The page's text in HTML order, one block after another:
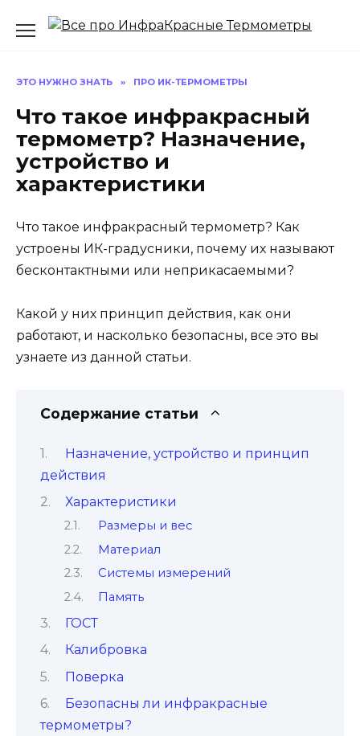
ЭТО НУЖНО ЗНАТЬ » ПРО ИК-ТЕРМОМЕТРЫ
Что такое инфракрасный
термометр? Назначение,
устройство и
характеристики
Что такое инфракрасный термометр? Как
устроены ИК-градусники, почему их называют
бесконтактными или неприкасаемыми?
Какой у них принцип действия, как они
работают, и насколько безопасны, все это вы
узнаете из данной статьи.
Содержание статьи
Назначение, устройство и принцип
действия
Характеристики
Размеры и вес
Материал
Системы измерений
Память
ГОСТ
Калибровка
Поверка
Безопасны ли инфракрасные
термометры?